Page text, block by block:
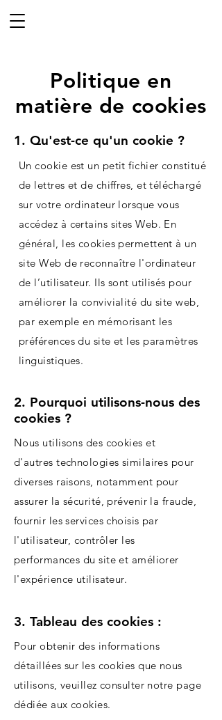
Politique en
matière de cookies
1. Qu'est-ce qu'un cookie ?
Un cookie est un petit fichier constitué
de lettres et de chiffres, et téléchargé
sur votre ordinateur lorsque vous
accédez à certains sites Web. En
général, les cookies permettent à un
site Web de reconnaître l'ordinateur
de l’utilisateur. Ils sont utilisés pour
améliorer la convivialité du site web,
par exemple en mémorisant les
préférences du site et les paramètres
linguistiques.
2. Pourquoi utilisons-nous des
cookies ?
Nous utilisons des cookies et
d'autres technologies similaires pour
diverses raisons, notamment pour
assurer la sécurité, prévenir la fraude,
fournir les services choisis par
l'utilisateur, contrôler les
performances du site et améliorer
l'expérience utilisateur.
3. Tableau des cookies :
Pour obtenir des informations
détaillées sur les cookies que nous
utilisons, veuillez consulter notre page
dédiée aux cookies.